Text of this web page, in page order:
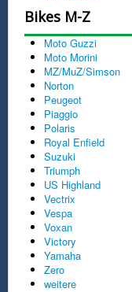
Bikes M-Z
Moto Guzzi
Moto Morini
MZ/MuZ/Simson
Norton
Peugeot
Piaggio
Polaris
Royal Enfield
Suzuki
Triumph
US Highland
Vectrix
Vespa
Voxan
Victory
Yamaha
Zero
weitere